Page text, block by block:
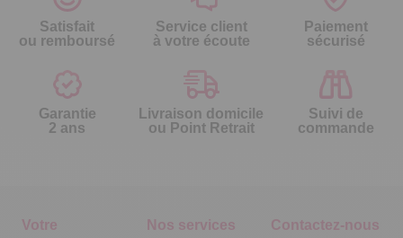
Satisfait
ou remboursé
Service client
à votre écoute
Paiement
sécurisé
Garantie
2 ans
Livraison domicile
ou Point Retrait
Suivi de
commande
Votre
Nos services Contactez-nous